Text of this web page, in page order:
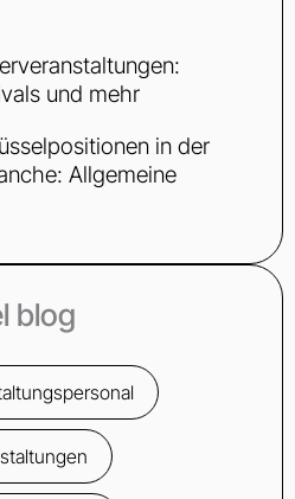
und mehr
in der
Allgemeine
blog